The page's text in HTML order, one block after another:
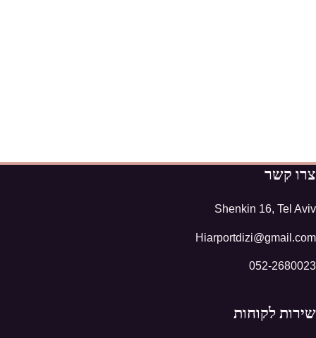
צרו קשר
Shenkin 16, Tel Aviv
Hiarportdizi@gmail.com
052-2680023
שירות לקוחות